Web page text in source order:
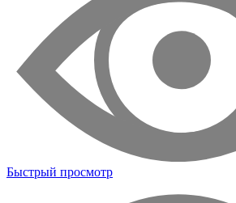
Быстрый просмотр